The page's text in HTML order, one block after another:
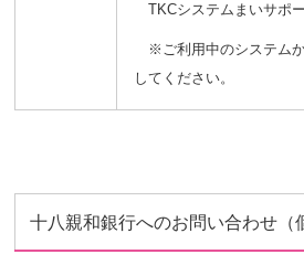
TKCシステムまいサポ
※ご利用中のシステム
してください。
十八親和銀行へのお問い合わせ（